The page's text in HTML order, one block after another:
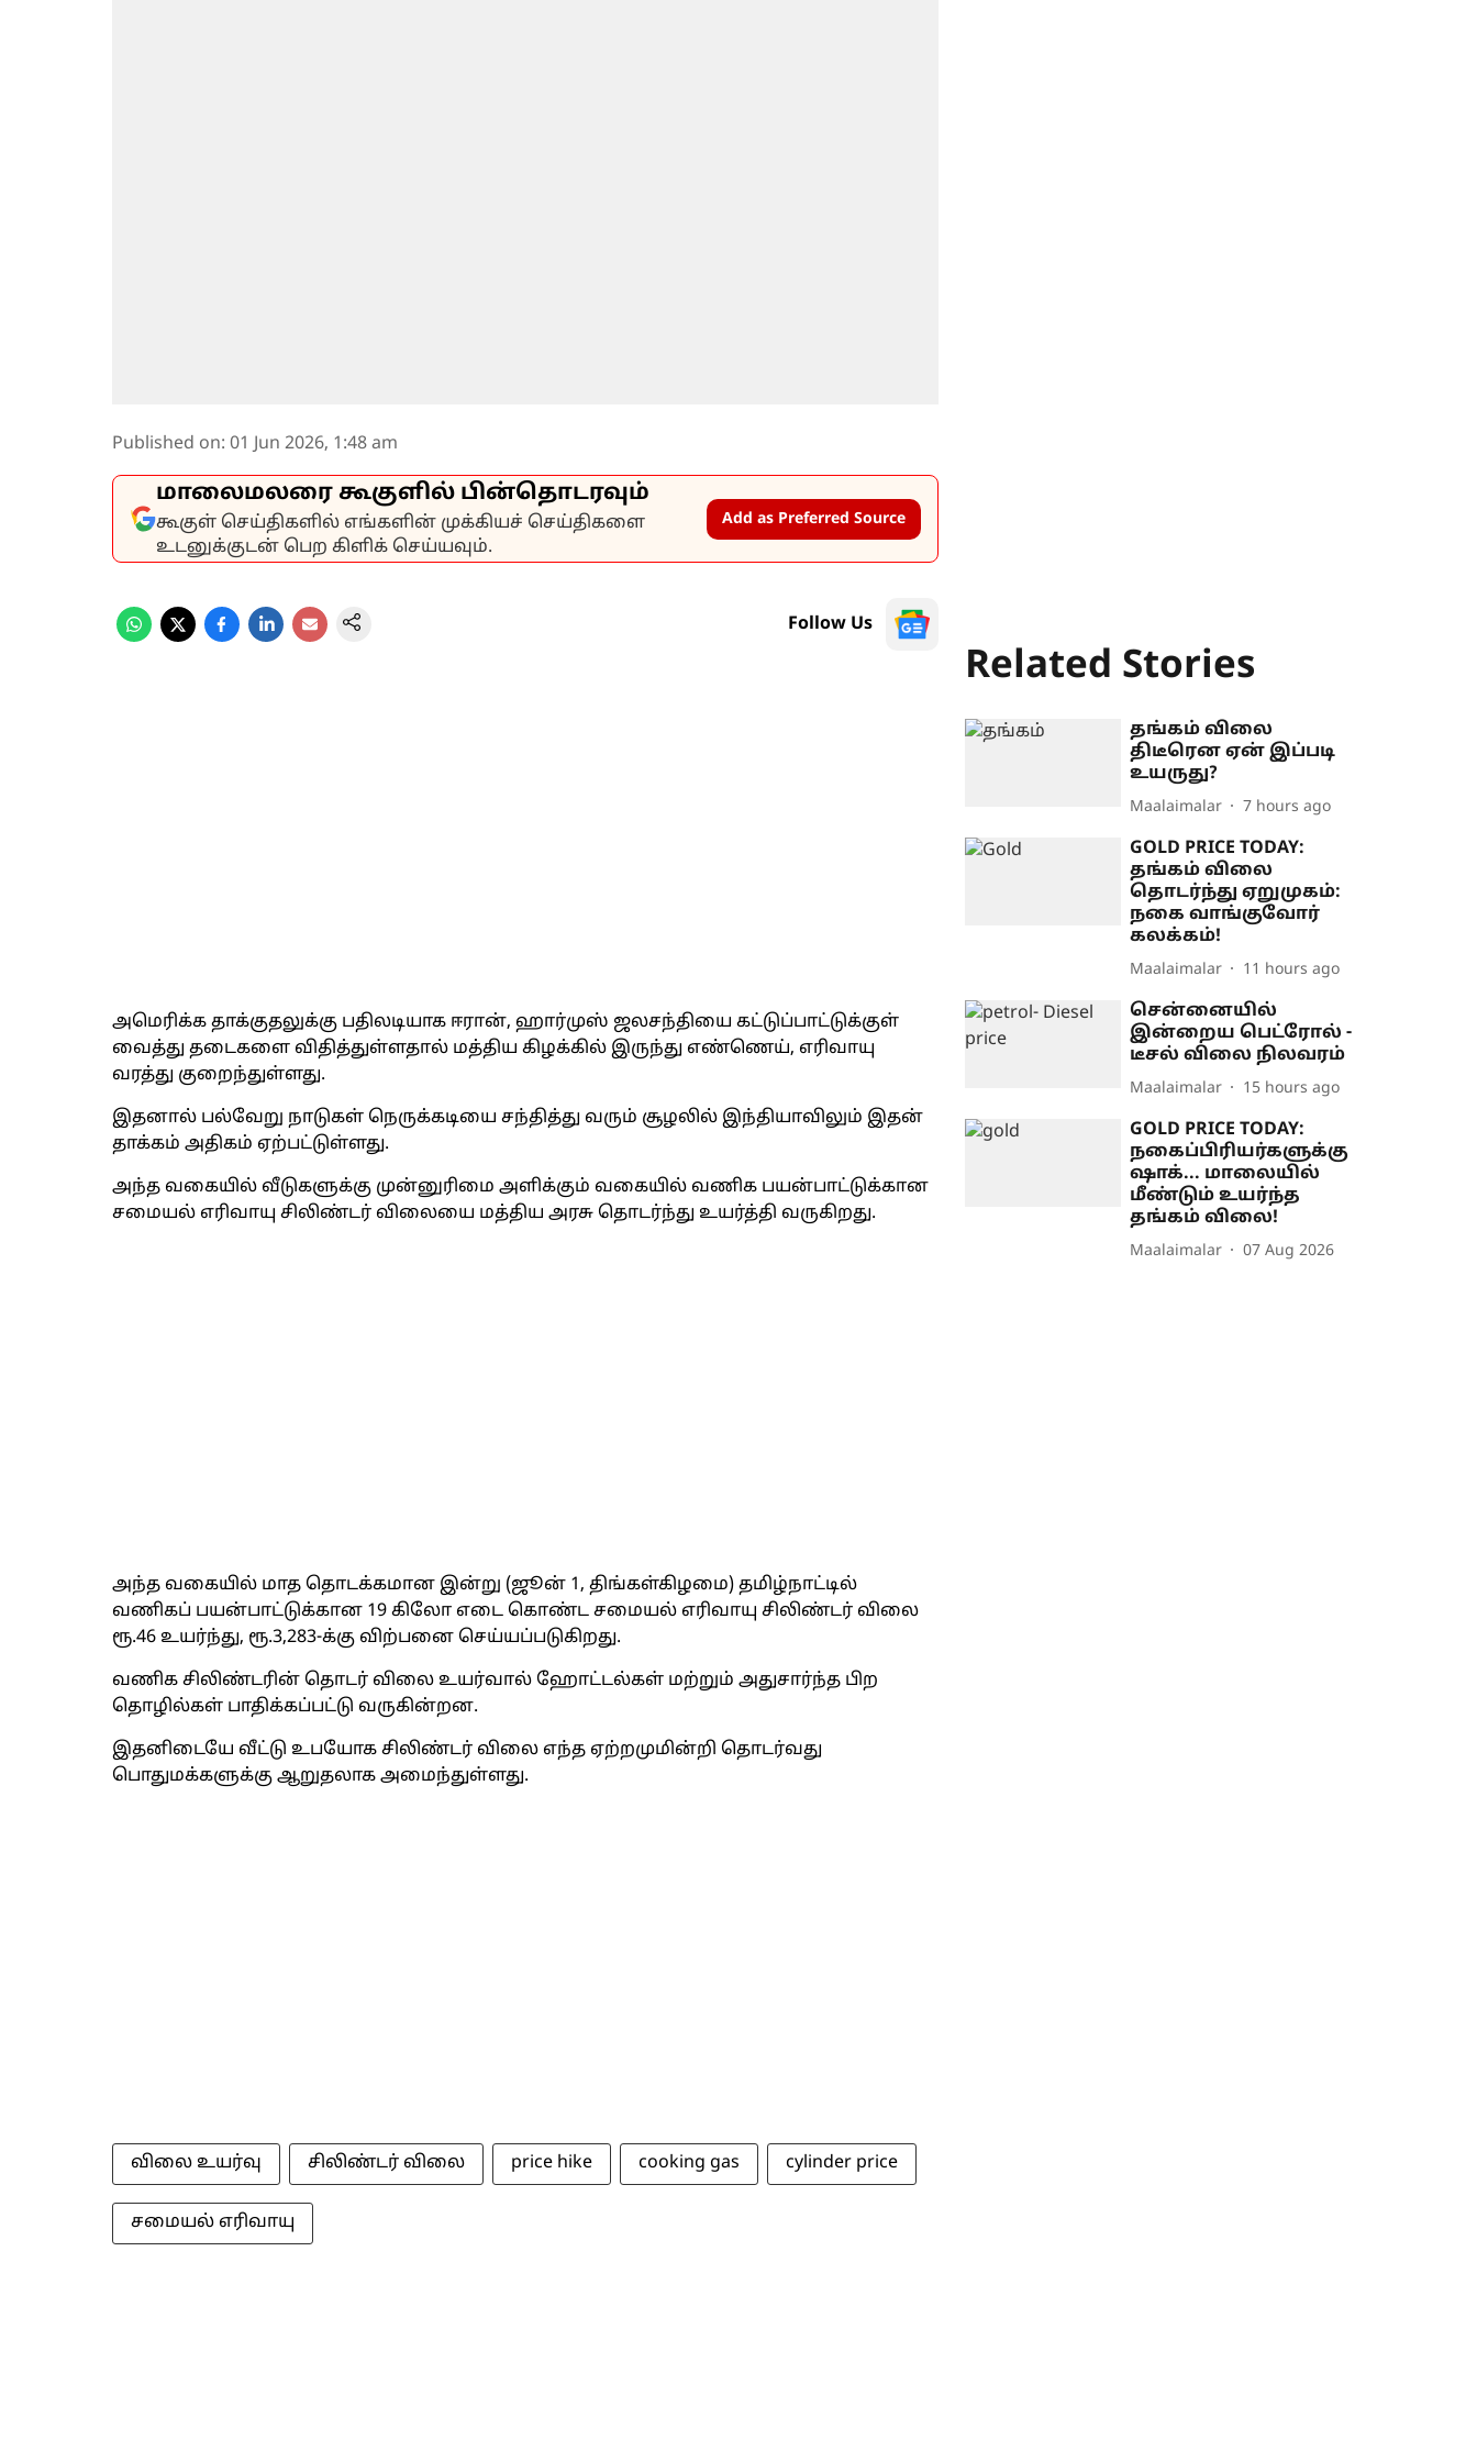
Published on: 01 Jun 2026, 1:48 am
மாலைமலரை கூகுளில் பின்தொடரவும்
கூகுள் செய்திகளில் எங்களின் முக்கியச் செய்திகளை
உடனுக்குடன் பெற கிளிக் செய்யவும்.
Add as Preferred Source
Follow Us
அமெரிக்க தாக்குதலுக்கு பதிலடியாக ஈரான், ஹார்முஸ் ஜலசந்தியை கட்டுப்பாட்டுக்குள்
வைத்து தடைகளை விதித்துள்ளதால் மத்திய கிழக்கில் இருந்து எண்ணெய், எரிவாயு
வரத்து குறைந்துள்ளது.
இதனால் பல்வேறு நாடுகள் நெருக்கடியை சந்தித்து வரும் சூழலில் இந்தியாவிலும் இதன்
தாக்கம் அதிகம் ஏற்பட்டுள்ளது.
அந்த வகையில் வீடுகளுக்கு முன்னுரிமை அளிக்கும் வகையில் வணிக பயன்பாட்டுக்கான
சமையல் எரிவாயு சிலிண்டர் விலையை மத்திய அரசு தொடர்ந்து உயர்த்தி வருகிறது.
அந்த வகையில் மாத தொடக்கமான இன்று (ஜூன் 1, திங்கள்கிழமை) தமிழ்நாட்டில்
வணிகப் பயன்பாட்டுக்கான 19 கிலோ எடை கொண்ட சமையல் எரிவாயு சிலிண்டர் விலை
ரூ.46 உயர்ந்து, ரூ.3,283-க்கு விற்பனை செய்யப்படுகிறது.
வணிக சிலிண்டரின் தொடர் விலை உயர்வால் ஹோட்டல்கள் மற்றும் அதுசார்ந்த பிற
தொழில்கள் பாதிக்கப்பட்டு வருகின்றன.
இதனிடையே வீட்டு உபயோக சிலிண்டர் விலை எந்த ஏற்றமுமின்றி தொடர்வது
பொதுமக்களுக்கு ஆறுதலாக அமைந்துள்ளது.
விலை உயர்வு சிலிண்டர் விலை price hike cooking gas cylinder price
சமையல் எரிவாயு
Related Stories
தங்கம் விலை
திடீரென ஏன் இப்படி
உயருது?
Maalaimalar 7 hours ago
GOLD PRICE TODAY:
தங்கம் விலை
தொடர்ந்து ஏறுமுகம்:
நகை வாங்குவோர்
கலக்கம்!
Maalaimalar 11 hours ago
சென்னையில்
இன்றைய பெட்ரோல் -
டீசல் விலை நிலவரம்
Maalaimalar 15 hours ago
GOLD PRICE TODAY:
நகைப்பிரியர்களுக்கு
ஷாக்... மாலையில்
மீண்டும் உயர்ந்த
தங்கம் விலை!
Maalaimalar 07 Aug 2026